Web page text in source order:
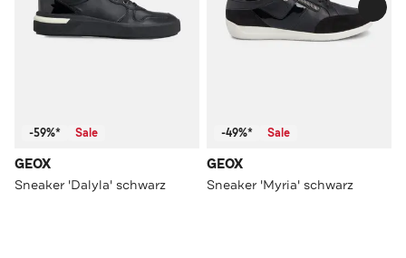
-59%* Sale
GEOX
Sneaker 'Dalyla' schwarz
-49%* Sale
GEOX
Sneaker 'Myria' schwarz